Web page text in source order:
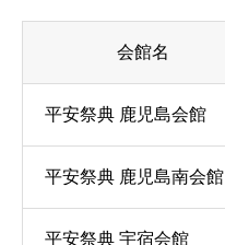
会館名
平安祭典 鹿児島会館
平安祭典 鹿児島南会館
平安祭典 宇宿会館